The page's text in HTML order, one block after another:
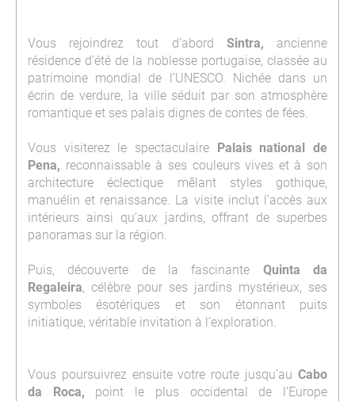
Vous rejoindrez tout d’abord Sintra, ancienne
résidence d’été de la noblesse portugaise, classée au
patrimoine mondial de l’UNESCO. Nichée dans un
écrin de verdure, la ville séduit par son atmosphère
romantique et ses palais dignes de contes de fées.
Vous visiterez le spectaculaire
Palais national de
Pena, reconnaissable à ses couleurs vives et à son
architecture éclectique mêlant styles gothique,
manuélin et renaissance. La visite inclut l’accès aux
intérieurs ainsi qu’aux jardins, offrant de superbes
panoramas sur la région.
Puis, découverte de la fascinante Quinta da
Regaleira, célèbre pour ses jardins mystérieux, ses
symboles ésotériques et son étonnant puits
initiatique, véritable invitation à l’exploration.
Vous poursuivrez ensuite votre route jusqu’au Cabo
da Roca, point le plus occidental de l’Europe